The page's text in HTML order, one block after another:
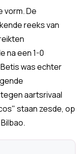
vorm. De
reeks van
na een 1-0
was echter
aartsrivaal
staan zesde, op